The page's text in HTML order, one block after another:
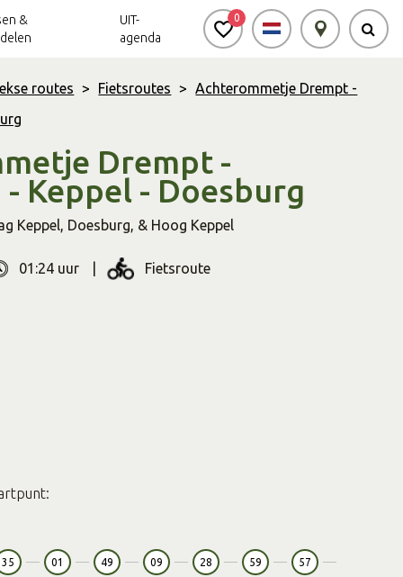
Meldpunt Routes
Achterhoek
&
UIT-
agenda
0
routes > Fietsroutes > Achterommetje Drempt -
Drempt -
Keppel - Doesburg
Keppel, Doesburg, & Hoog Keppel
01:24 uur
Soort
Fietsroute
35 01 49 09 28 59 57